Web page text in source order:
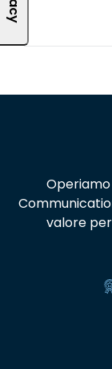
valore